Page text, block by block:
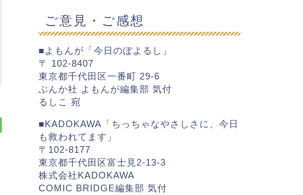
ご意見・ご感想
■よもんが「今日のぽよるし」
〒 102-8407
東京都千代田区一番町 29-6
ぶんか社 よもんが編集部 気付
るしこ 宛
■KADOKAWA「ちっちゃなやさしさに、今日
も救われてます」
〒102-8177
東京都千代田区富士見2-13-3
株式会社KADOKAWA
COMIC BRIDGE編集部 気付